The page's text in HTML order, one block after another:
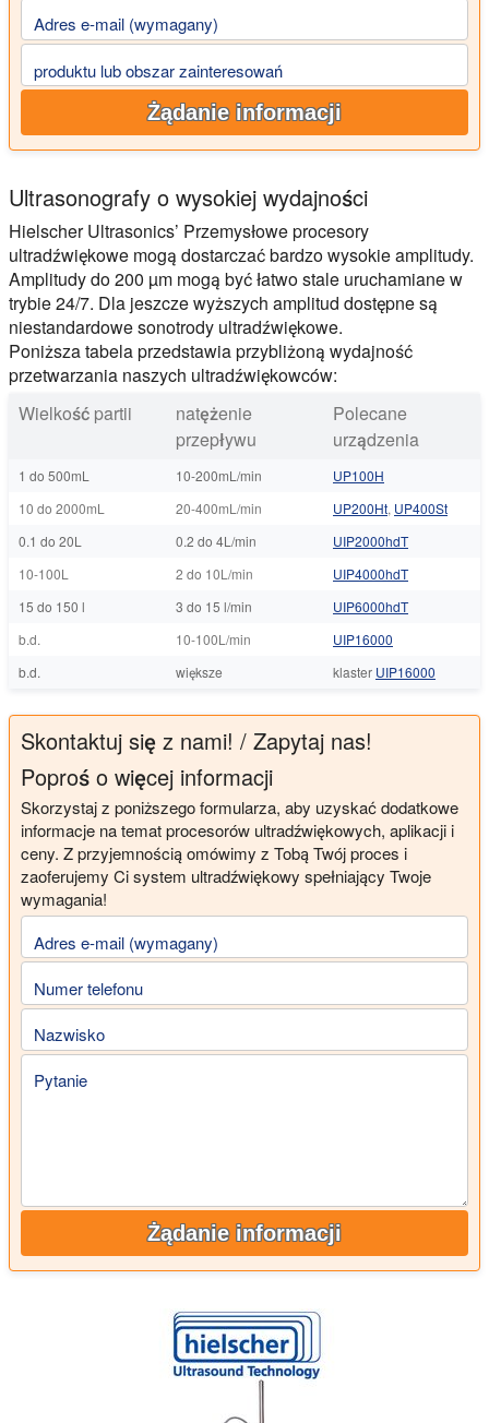
Adres e-mail (wymagany)
produktu lub obszar zainteresowań
Żądanie informacji
Ultrasonografy o wysokiej wydajności
Hielscher Ultrasonics’ Przemysłowe procesory
ultradźwiękowe mogą dostarczać bardzo wysokie amplitudy.
Amplitudy do 200 µm mogą być łatwo stale uruchamiane w
trybie 24/7. Dla jeszcze wyższych amplitud dostępne są
niestandardowe sonotrody ultradźwiękowe.
Poniższa tabela przedstawia przybliżoną wydajność
przetwarzania naszych ultradźwiękowców:
Wielkość partii
natężenie
przepływu
Polecane
urządzenia
1 do 500mL 10-200mL/min
UP100H
10 do 2000mL
20-400mL/min UP200Ht, UP400St
0.1 do 20L
0.2 do 4L/min
UIP2000hdT
10-100L
2 do 10L/min
UIP4000hdT
15 do 150 l
3 do 15 l/min
UIP6000hdT
b.d.
10-100L/min
UIP16000
b.d.
większe klaster UIP16000
Skontaktuj się z nami! / Zapytaj nas!
Poproś o więcej informacji
Skorzystaj z poniższego formularza, aby uzyskać dodatkowe
informacje na temat procesorów ultradźwiękowych, aplikacji i
ceny. Z przyjemnością omówimy z Tobą Twój proces i
zaoferujemy Ci system ultradźwiękowy spełniający Twoje
wymagania!
Adres e-mail (wymagany)
Numer telefonu
Nazwisko
Pytanie
Żądanie informacji